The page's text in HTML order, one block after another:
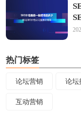
热门标签
论坛营销 论坛
互动营销